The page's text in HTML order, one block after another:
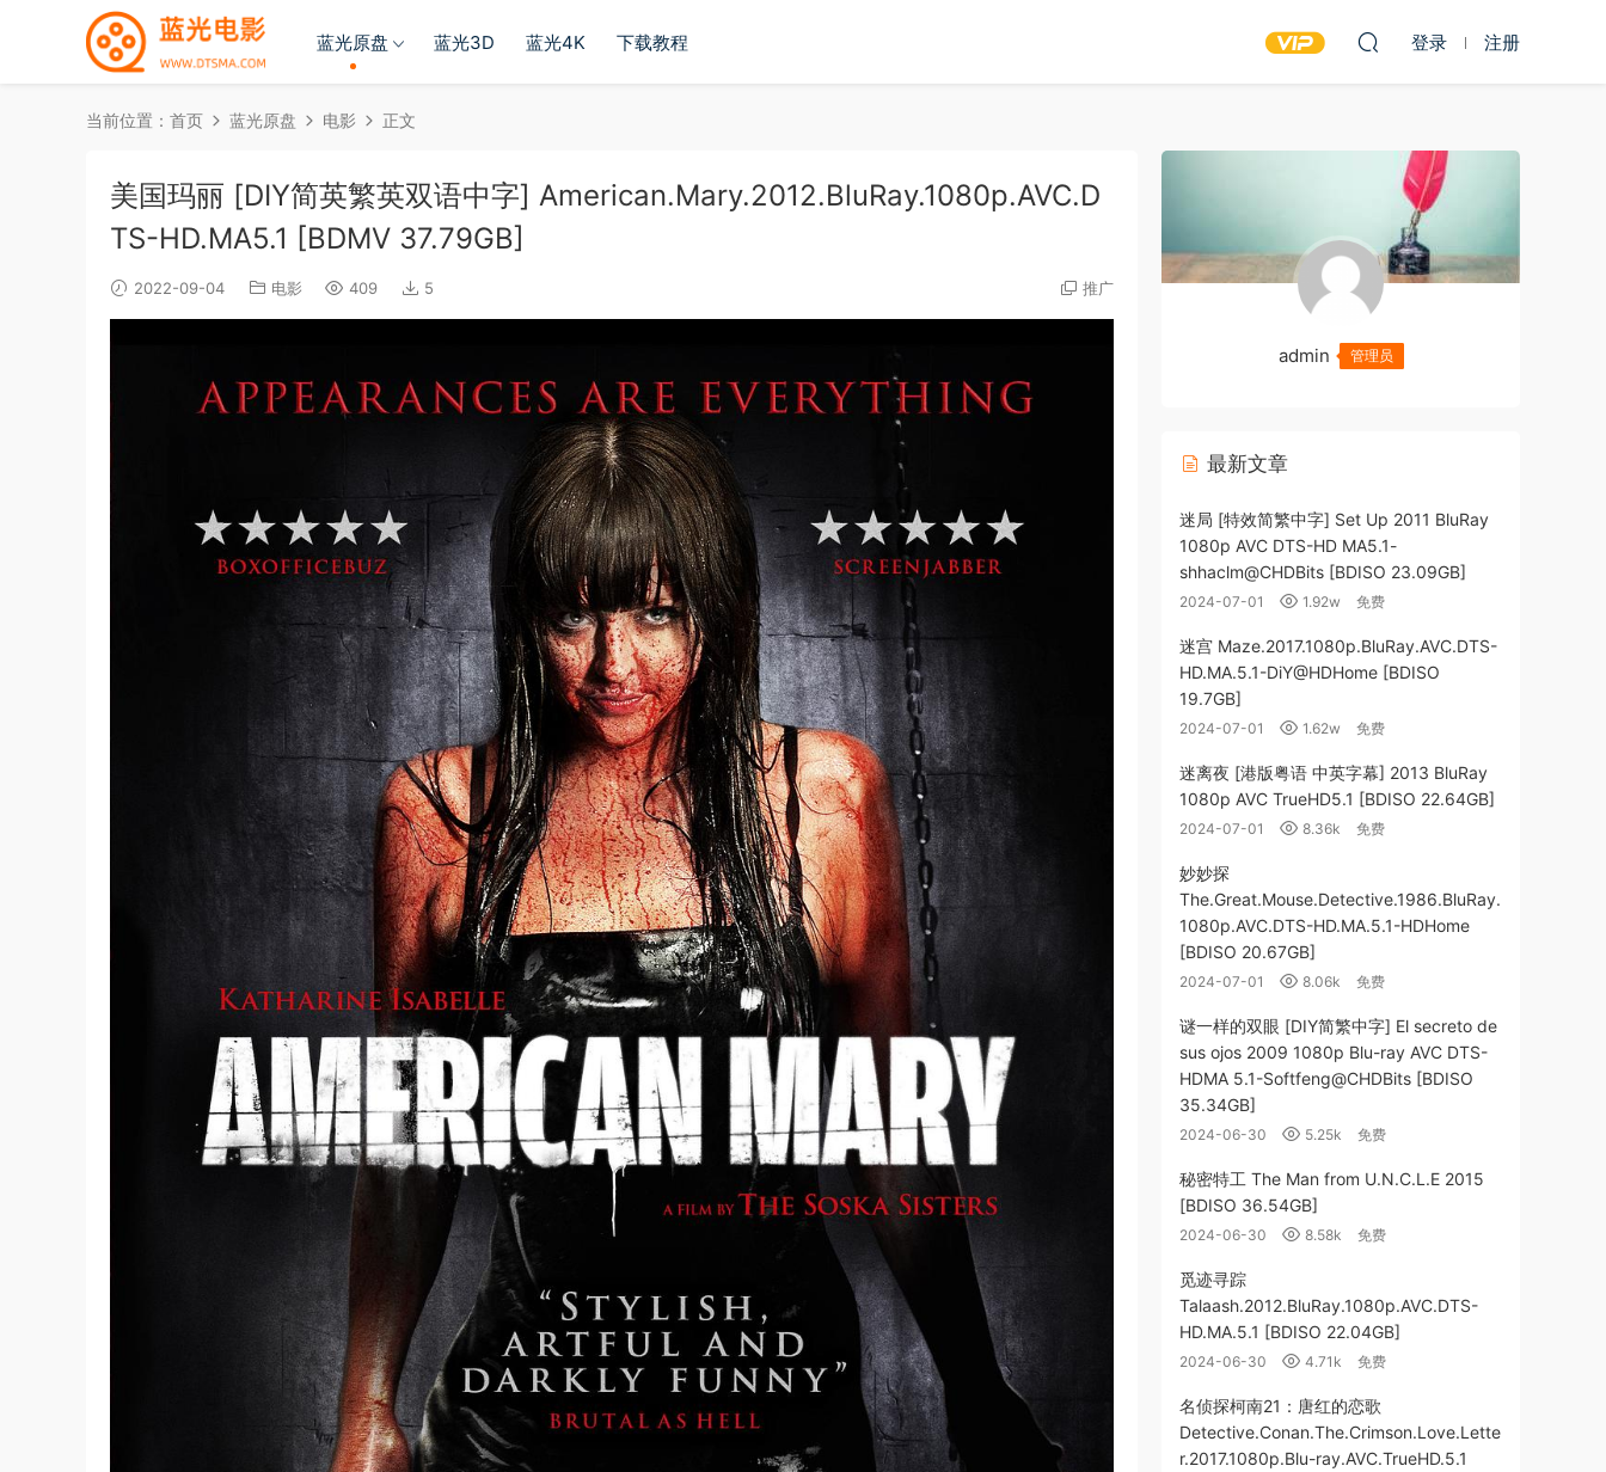
蓝光原盘 蓝光3D 蓝光4K 下载教程 登录 注册
当前位置： 首页 蓝光原盘 电影 正文
美国玛丽 [DIY简英繁英双语中字] American.Mary.2012.BluRay.1080p.AVC.D
TS-HD.MA5.1 [BDMV 37.79GB]
2022-09-04 电影 409 5 推广
admin 管理员
最新文章
迷局 [特效简繁中字] Set Up 2011 BluRay
1080p AVC DTS-HD MA5.1-
shhaclm@CHDBits [BDISO 23.09GB]
2024-07-01 1.92w 免费
迷宫 Maze.2017.1080p.BluRay.AVC.DTS-
HD.MA.5.1-DiY@HDHome [BDISO
19.7GB]
2024-07-01 1.62w 免费
迷离夜 [港版粤语 中英字幕] 2013 BluRay
1080p AVC TrueHD5.1 [BDISO 22.64GB]
2024-07-01 8.36k 免费
妙妙探
The.Great.Mouse.Detective.1986.BluRay.
1080p.AVC.DTS-HD.MA.5.1-HDHome
[BDISO 20.67GB]
2024-07-01 8.06k 免费
谜一样的双眼 [DIY简繁中字] El secreto de
sus ojos 2009 1080p Blu-ray AVC DTS-
HDMA 5.1-Softfeng@CHDBits [BDISO
35.34GB]
2024-06-30 5.25k 免费
秘密特工 The Man from U.N.C.L.E 2015
[BDISO 36.54GB]
2024-06-30 8.58k 免费
觅迹寻踪
Talaash.2012.BluRay.1080p.AVC.DTS-
HD.MA.5.1 [BDISO 22.04GB]
2024-06-30 4.71k 免费
名侦探柯南21：唐红的恋歌
Detective.Conan.The.Crimson.Love.Lette
r.2017.1080p.Blu-ray.AVC.TrueHD.5.1